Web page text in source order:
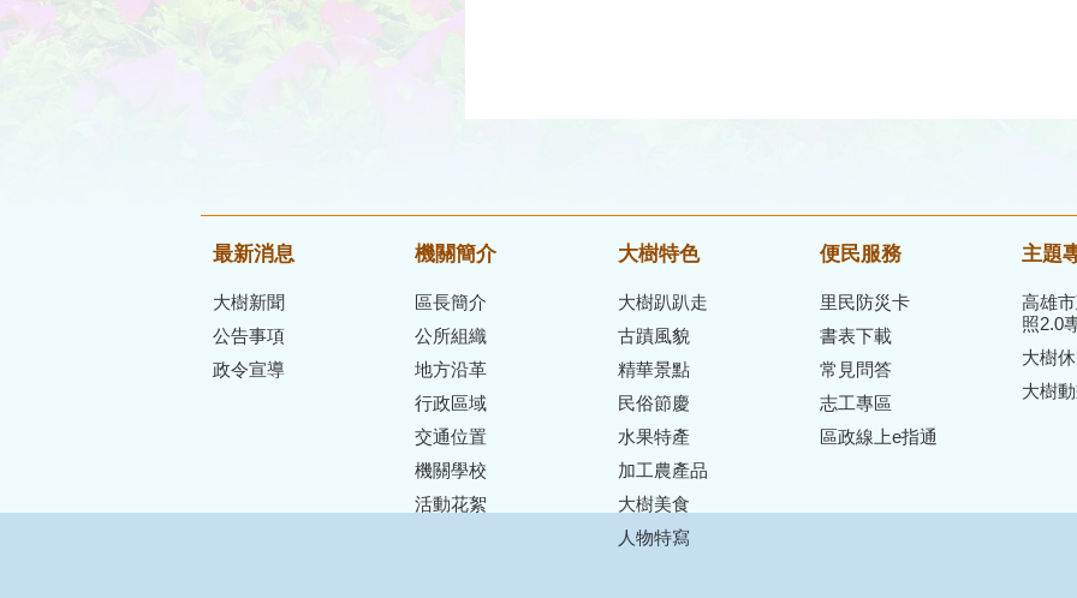
最新消息
大樹新聞
公告事項
政令宣導
機關簡介
區長簡介
公所組織
地方沿革
行政區域
交通位置
機關學校
活動花絮
大樹特色
大樹趴趴走
古蹟風貌
精華景點
民俗節慶
水果特產
加工農產品
大樹美食
人物特寫
便民服務
里民防災卡
書表下載
常見問答
志工專區
區政線上e指通
主題
高雄
照2.0
大樹
大樹